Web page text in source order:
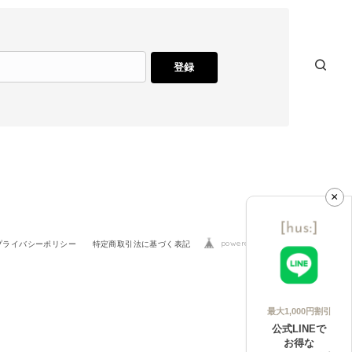
登録
ライバシーポリシー 特定商取引法に基づく表記 powered by BASE
×
最大1,000円割引
公式LINEで
お得な